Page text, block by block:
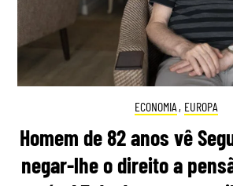
ECONOMIA , EUROPA
Homem de 82 anos vê
negar-lhe o direito a